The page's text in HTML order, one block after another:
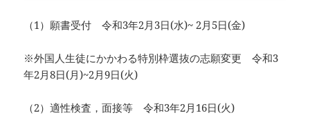
（1）願書受付 令和3年2月3日(水)~ 2月5日(金)
※外国人生徒にかかわる特別枠選抜の志願変更 令和3
年2月8日(月)~2月9日(火)
（2）適性検査，面接等 令和3年2月16日(火)